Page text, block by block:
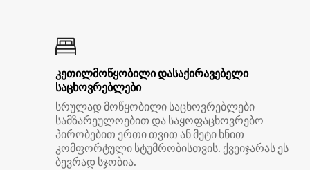
კეთილმოწყობილი დასაქირავებელი
საცხოვრებლები
სრულად მოწყობილი საცხოვრებლები
სამზარეულოებით და საყოფაცხოვრებო
პირობებით ერთი თვით ან მეტი ხნით
კომფორტული სტუმრობისთვის. ქვეიჯარას ეს
ბევრად სჯობია.